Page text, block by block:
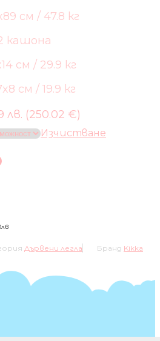
см / 47.8 кг
кашона
см / 29.9 кг
см / 19.9 кг
лв. (250.02 €)
Изчистване
Дървени легла Бранд Kikka